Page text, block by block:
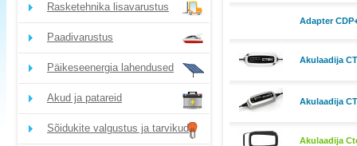
Rasketehnika lisavarustus
Paadivarustus
Päikeseenergia lahendused
Akud ja patareid
Sõidukite valgustus ja tarvikud
Adapter
Akulaadija
Akulaadija
Akulaadija